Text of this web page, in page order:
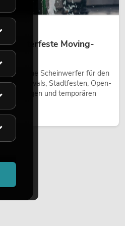
Wetterfeste Moving-
bewegliche Scheinwerfer für den
bei Festivals, Stadtfesten, Open-
und temporären